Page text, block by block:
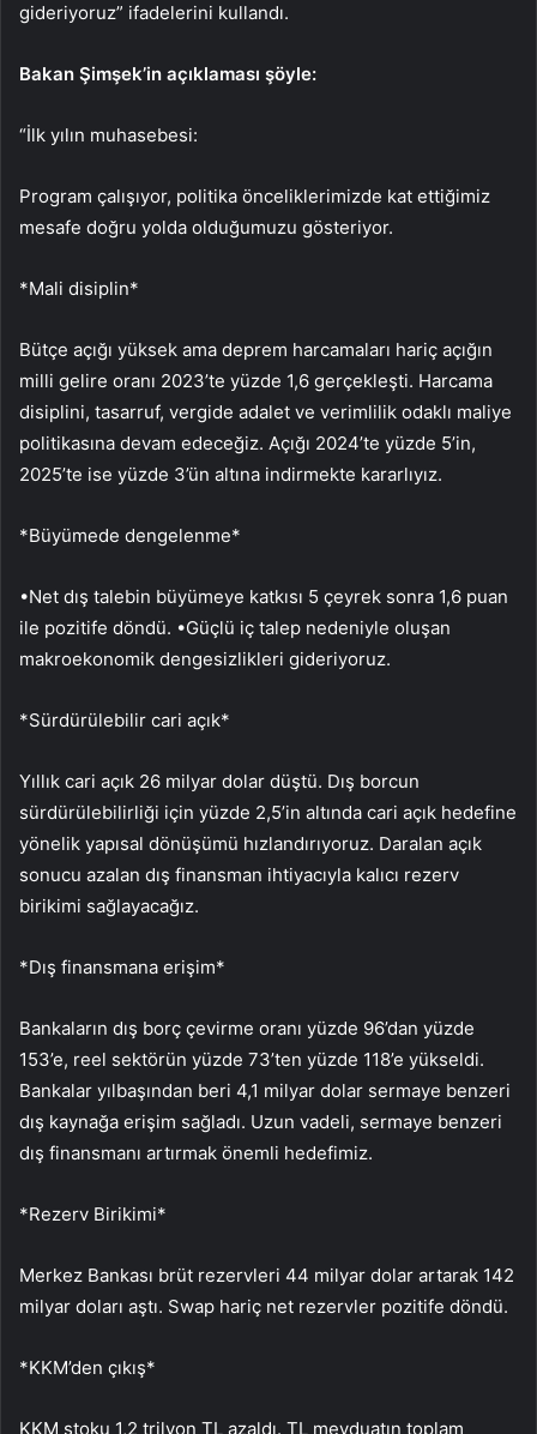
gideriyoruz” ifadelerini kullandı.
Bakan Şimşek’in açıklaması şöyle:
“İlk yılın muhasebesi:
Program çalışıyor, politika önceliklerimizde kat ettiğimiz
mesafe doğru yolda olduğumuzu gösteriyor.
*Mali disiplin*
Bütçe açığı yüksek ama deprem harcamaları hariç açığın
milli gelire oranı 2023’te yüzde 1,6 gerçekleşti. Harcama
disiplini, tasarruf, vergide adalet ve verimlilik odaklı maliye
politikasına devam edeceğiz. Açığı 2024’te yüzde 5’in,
2025’te ise yüzde 3’ün altına indirmekte kararlıyız.
*Büyümede dengelenme*
•Net dış talebin büyümeye katkısı 5 çeyrek sonra 1,6 puan
ile pozitife döndü. •Güçlü iç talep nedeniyle oluşan
makroekonomik dengesizlikleri gideriyoruz.
*Sürdürülebilir cari açık*
Yıllık cari açık 26 milyar dolar düştü. Dış borcun
sürdürülebilirliği için yüzde 2,5’in altında cari açık hedefine
yönelik yapısal dönüşümü hızlandırıyoruz. Daralan açık
sonucu azalan dış finansman ihtiyacıyla kalıcı rezerv
birikimi sağlayacağız.
*Dış finansmana erişim*
Bankaların dış borç çevirme oranı yüzde 96’dan yüzde
153’e, reel sektörün yüzde 73’ten yüzde 118’e yükseldi.
Bankalar yılbaşından beri 4,1 milyar dolar sermaye benzeri
dış kaynağa erişim sağladı. Uzun vadeli, sermaye benzeri
dış finansmanı artırmak önemli hedefimiz.
*Rezerv Birikimi*
Merkez Bankası brüt rezervleri 44 milyar dolar artarak 142
milyar doları aştı. Swap hariç net rezervler pozitife döndü.
*KKM’den çıkış*
KKM stoku 1,2 trilyon TL azaldı. TL mevduatın toplam